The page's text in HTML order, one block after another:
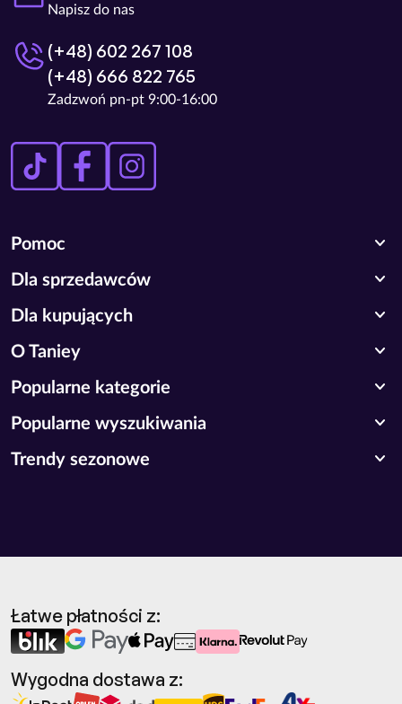
Napisz do nas
(+48) 602 267 108
(+48) 666 822 765
Zadzwoń pn-pt 9:00-16:00
Pomoc expand_more
Dla sprzedawców expand_more
Dla kupujących expand_more
O Taniey expand_more
Popularne kategorie expand_more
Popularne wyszukiwania expand_more
Trendy sezonowe expand_more
Łatwe płatności z:
Wygodna dostawa z: